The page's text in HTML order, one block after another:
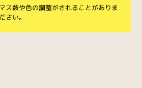
ス数や色の調整がされることがありま
さい。